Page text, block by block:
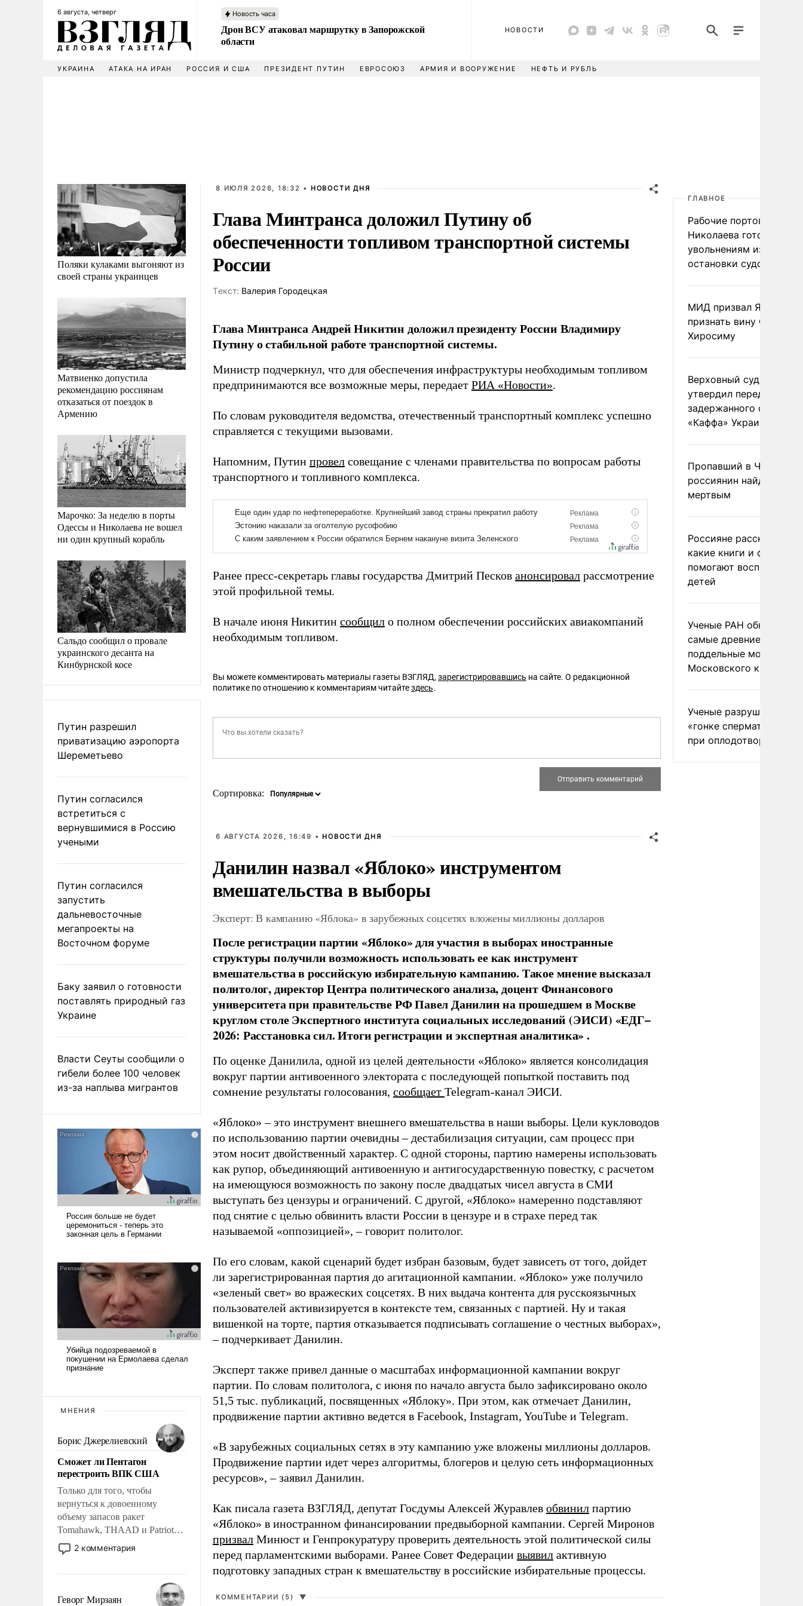
6 августа, четверг Новость часа
Дрон ВСУ атаковал маршрутку в Запорожской
области
НОВОСТИ
УКРАИНА АТАКА НА ИРАН РОССИЯ И США ПРЕЗИДЕНТ ПУТИН ЕВРОСОЮЗ АРМИЯ И ВООРУЖЕНИЕ НЕФТЬ И РУБЛЬ
Поляки кулаками выгоняют из
своей страны украинцев
Матвиенко допустила
рекомендацию россиянам
отказаться от поездок в
Армению
Марочко: За неделю в порты
Одессы и Николаева не вошел
ни один крупный корабль
Сальдо сообщил о провале
украинского десанта на
Кинбурнской косе
Путин разрешил
приватизацию аэропорта
Шереметьево
Путин согласился
встретиться с
вернувшимися в Россию
учеными
Путин согласился
запустить
дальневосточные
мегапроекты на
Восточном форуме
Баку заявил о готовности
поставлять природный газ
Украине
Власти Сеуты сообщили о
гибели более 100 человек
из-за наплыва мигрантов
МНЕНИЯ
Борис Джерелиевский
Сможет ли Пентагон
перестроить ВПК США
Только для того, чтобы
вернуться к довоенному
объему запасов ракет
Tomahawk, THAAD и Patriot
США потребуется более трех
лет. Даже небольшая война с
Сложившаяся ситуация
2 комментария
Геворг Мирзаян
8 ИЮЛЯ 2026, 18:32 • НОВОСТИ ДНЯ
Глава Минтранса доложил Путину об
обеспеченности топливом транспортной системы
России
Tекст: Валерия Городецкая
Глава Минтранса Андрей Никитин доложил президенту России Владимиру
Путину о стабильной работе транспортной системы.
Министр подчеркнул, что для обеспечения инфраструктуры необходимым топливом
предпринимаются все возможные меры, передает РИА «Новости».
По словам руководителя ведомства, отечественный транспортный комплекс успешно
справляется с текущими вызовами.
Напомним, Путин провел совещание с членами правительства по вопросам работы
транспортного и топливного комплекса.
Ранее пресс-секретарь главы государства Дмитрий Песков анонсировал рассмотрение
этой профильной темы.
В начале июня Никитин сообщил о полном обеспечении российских авиакомпаний
необходимым топливом.
Вы можете комментировать материалы газеты ВЗГЛЯД, зарегистрировавшись на сайте. О редакционной
политике по отношению к комментариям читайтездесь.
Сортировка:
6 АВГУСТА 2026, 16:49 • НОВОСТИ ДНЯ
Данилин назвал «Яблоко» инструментом
вмешательства в выборы
Эксперт: В кампанию «Яблока» в зарубежных соцсетях вложены миллионы долларов
После регистрации партии «Яблоко» для участия в выборах иностранные
структуры получили возможность использовать ее как инструмент
вмешательства в российскую избирательную кампанию. Такое мнение высказал
политолог, директор Центра политического анализа, доцент Финансового
университета при правительстве РФ Павел Данилин на прошедшем в Москве
круглом столе Экспертного института социальных исследований (ЭИСИ) «ЕДГ–
2026: Расстановка сил. Итоги регистрации и экспертная аналитика» .
По оценке Данилила, одной из целей деятельности «Яблоко» является консолидация
вокруг партии антивоенного электората с последующей попыткой поставить под
сомнение результаты голосования, сообщает Telegram-канал ЭИСИ.
«Яблоко» – это инструмент внешнего вмешательства в наши выборы. Цели кукловодов
по использованию партии очевидны – дестабилизация ситуации, сам процесс при
этом носит двойственный характер. С одной стороны, партию намерены использовать
как рупор, объединяющий антивоенную и антигосударственную повестку, с расчетом
на имеющуюся возможность по закону после двадцатых чисел августа в СМИ
выступать без цензуры и ограничений. С другой, «Яблоко» намеренно подставляют
под снятие с целью обвинить власти России в цензуре и в страхе перед так
называемой «оппозицией», – говорит политолог.
По его словам, какой сценарий будет избран базовым, будет зависеть от того, дойдет
ли зарегистрированная партия до агитационной кампании. «Яблоко» уже получило
«зеленый свет» во вражеских соцсетях. В них выдача контента для русскоязычных
пользователей активизируется в контексте тем, связанных с партией. Ну и такая
вишенкой на торте, партия отказывается подписывать соглашение о честных выборах»,
– подчеркивает Данилин.
Эксперт также привел данные о масштабах информационной кампании вокруг
партии. По словам политолога, с июня по начало августа было зафиксировано около
51,5 тыс. публикаций, посвященных «Яблоку». При этом, как отмечает Данилин,
продвижение партии активно ведется в Facebook, Instagram, YouTube и Telegram.
«В зарубежных социальных сетях в эту кампанию уже вложены миллионы долларов.
Продвижение партии идет через алгоритмы, блогеров и целую сеть информационных
ресурсов», – заявил Данилин.
Как писала газета ВЗГЛЯД, депутат Госдумы Алексей Журавлев обвинил партию
«Яблоко» в иностранном финансировании предвыборной кампании. Сергей Миронов
призвал Минюст и Генпрокуратуру проверить деятельность этой политической силы
перед парламентскими выборами. Ранее Совет Федерации выявил активную
подготовку западных стран к вмешательству в российские избирательные процессы.
КОММЕНТАРИИ (5) ▼
ГЛАВНОЕ
Рабочие портов
Николаева готовятся к
увольнениям из-за
остановки судоходства
МИД призвал Японию
признать вину США за
Хиросиму
Верховный суд Швеции
утвердил передачу
задержанного
«Каффа» Украине
Пропавший в
россиянин найден
мертвым
Россияне рассказали,
какие книги и фильмы
помогают воспитывать
детей
Ученые РАН
самые древние
поддельные монеты
Московского
Ученые разрушили миф
«гонке
при оплодотворении